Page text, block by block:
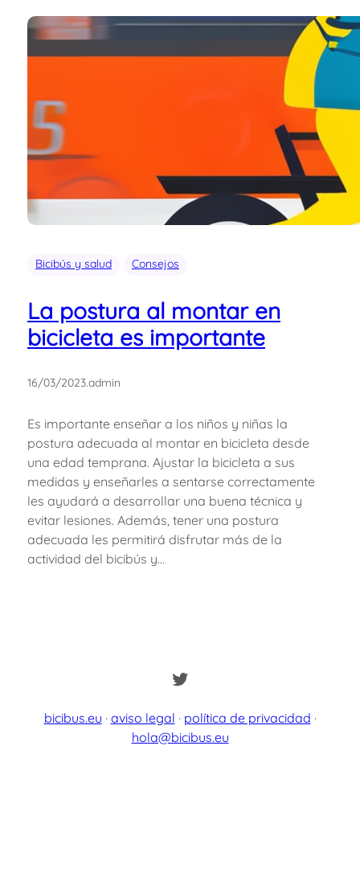
Bicibús y salud Consejos
La postura al montar en
bicicleta es importante
16/03/2023.admin
Es importante enseñar a los niños y niñas la
postura adecuada al montar en bicicleta desde
una edad temprana. Ajustar la bicicleta a sus
medidas y enseñarles a sentarse correctamente
les ayudará a desarrollar una buena técnica y
evitar lesiones. Además, tener una postura
adecuada les permitirá disfrutar más de la
actividad del bicibús y…
Twitter
bicibus.eu · aviso legal · política de privacidad ·
hola@bicibus.eu